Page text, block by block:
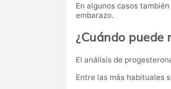
En algunos casos
embarazo.
¿Cuándo puede
El análisis de
Entre las más habituales